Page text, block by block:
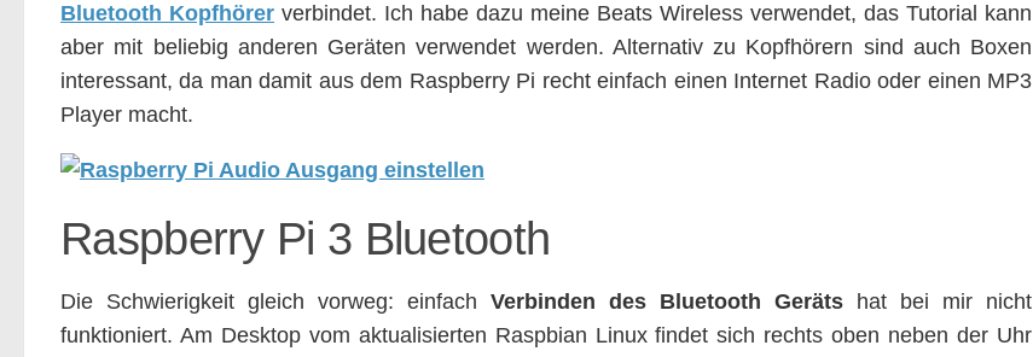
Bluetooth Kopfhörer verbindet. Ich habe dazu meine Beats Wireless verwendet, das Tutorial kann
aber mit beliebig anderen Geräten verwendet werden. Alternativ zu Kopfhörern sind auch Boxen
interessant, da man damit aus dem Raspberry Pi recht einfach einen Internet Radio oder einen MP3
Player macht.
Raspberry Pi 3 Bluetooth
Die Schwierigkeit gleich vorweg: einfach Verbinden des Bluetooth Geräts hat bei mir nicht
funktioniert. Am Desktop vom aktualisierten Raspbian Linux findet sich rechts oben neben der Uhr